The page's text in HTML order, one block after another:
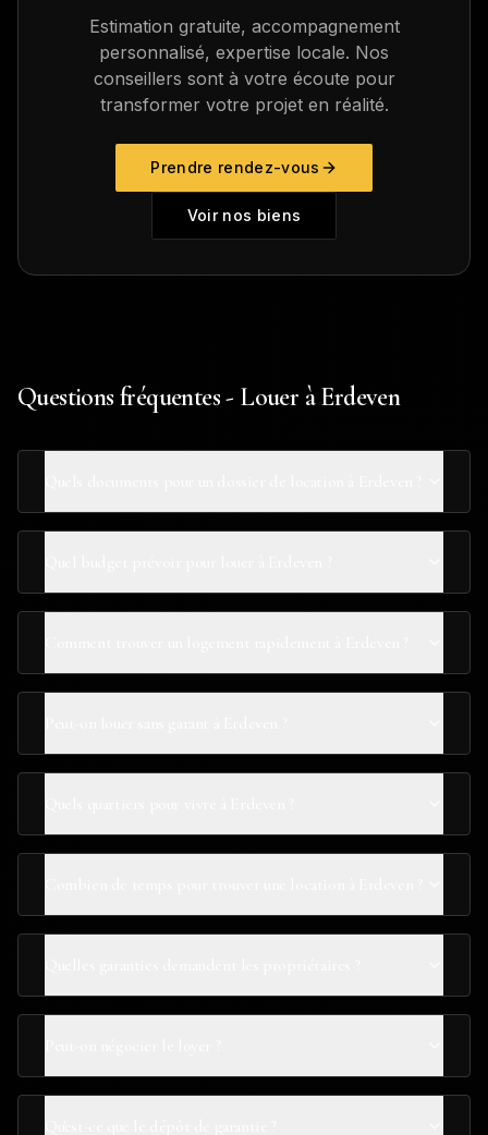
Estimation gratuite, accompagnement
personnalisé, expertise locale. Nos
conseillers sont à votre écoute pour
transformer votre projet en réalité.
Prendre rendez-vous
Voir nos biens
Questions fréquentes - Louer à Erdeven